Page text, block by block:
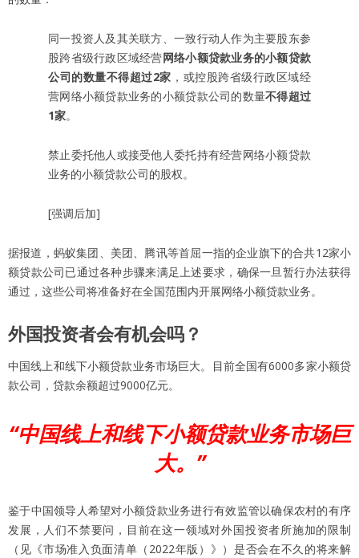
同一投资人及其关联方、一致行动人作为主要股东参
股跨省级行政区域经营网络小额贷款业务的小额贷款
公司的数量不得超过2家 ，或控股跨省级行政区域经
营网络小额贷款业务的小额贷款公司的数量不得超过
1家。
禁止委托他人或接受他人委托持有经营网络小额贷款
业务的小额贷款公司的股权。
[强调后加]
据报道，蚂蚁集团、美团、腾讯等首屈一指的企业旗下的合共12家小
额贷款公司已通过各种步骤来满足上述要求，确保一旦暂行办法获得
通过，这些公司将准备好在全国范围内开展网络小额贷款业务。
外国投资者会有机会吗？
中国线上和线下小额贷款业务市场巨大。目前全国有6000多家小额贷
款公司，贷款余额超过9000亿元。
“中国线上和线下小额贷款业务市场巨
大。”
鉴于中国领导人希望对小额贷款业务进行有效监管以确保农村的有序
发展，人们不禁要问，目前在这一领域对外国投资者所施加的限制
（见《市场准入负面清单（2022年版）》）是否会在不久的将来解